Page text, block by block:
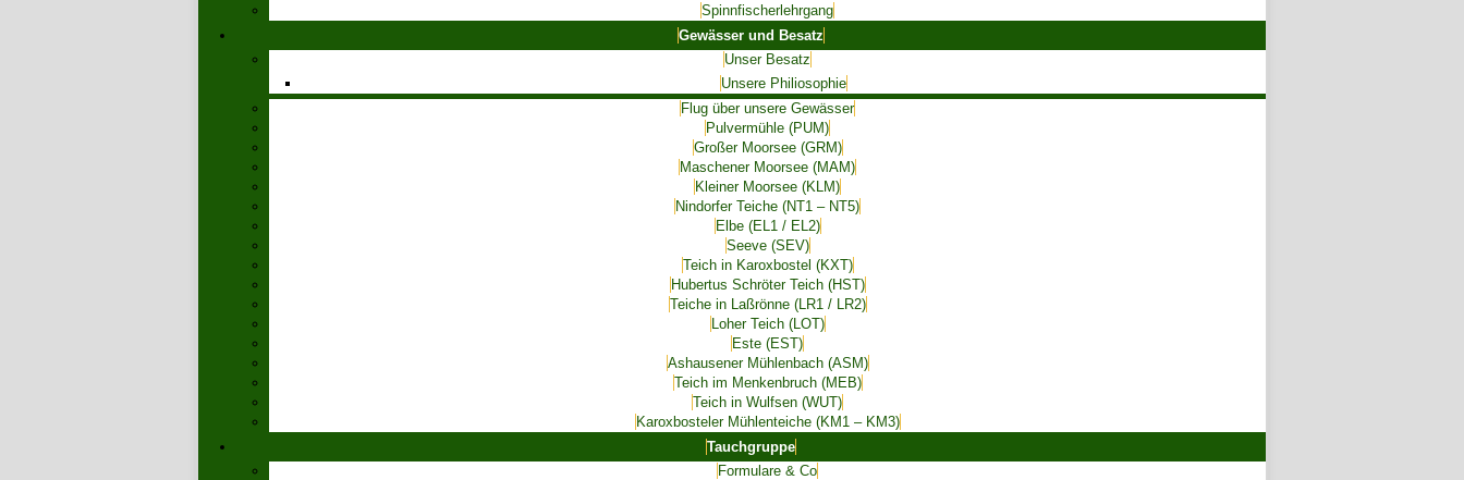
Spinnfischerlehrgang
Gewässer und Besatz
Unser Besatz
Unsere Philiosophie
Flug über unsere Gewässer
Pulvermühle (PUM)
Großer Moorsee (GRM)
Maschener Moorsee (MAM)
Kleiner Moorsee (KLM)
Nindorfer Teiche (NT1 – NT5)
Elbe (EL1 / EL2)
Seeve (SEV)
Teich in Karoxbostel (KXT)
Hubertus Schröter Teich (HST)
Teiche in Laßrönne (LR1 / LR2)
Loher Teich (LOT)
Este (EST)
Ashausener Mühlenbach (ASM)
Teich im Menkenbruch (MEB)
Teich in Wulfsen (WUT)
Karoxbosteler Mühlenteiche (KM1 – KM3)
Tauchgruppe
Formulare & Co